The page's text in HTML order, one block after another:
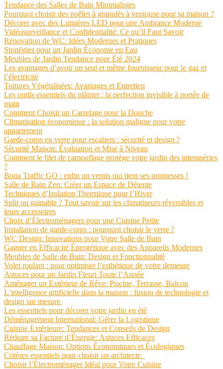
Tendance des Salles de Bain Minimalistes
Pourquoi choisir des poêles à granulés à ventouse pour sa maison ?
Décorer avec des Lumières LED pour une Ambiance Moderne
Vidéosurveillance et Confidentialité: Ce qu’il Faut Savoir
Rénovation de WC: Idées Modernes et Pratiques
Stratégies pour un Jardin Économe en Eau
Meubles de Jardin Tendance pour Été 2024
Les avantages d’avoir un seul et même fournisseur pour le gaz et
l’électricité
Toitures Végétalisées: Avantages et Entretien
Les outils essentiels du plâtrier : la perfection invisible à portée de
main
Comment Choisir un Carrelage pour la Douche
Climatisation économique : la solution maligne pour votre
appartement
Garde-corps en verre pour escaliers : sécurité et design ?
Sécurité Maison: Évaluation et Mise à Niveau
Comment le filet de camouflage protège votre jardin des intempéries
?
Bona Traffic GO : enfin un vernis qui tient ses promesses !
Salle de Bain Zen: Créer un Espace de Détente
Techniques d’Isolation Thermique pour l’Hiver
Split ou gainable ? Tout savoir sur les climatiseurs réversibles et
leurs accessoires
Choix d’Électroménagers pour une Cuisine Petite
Installation de garde-corps : pourquoi choisir le verre ?
WC Design: Innovations pour Votre Salle de Bain
Gagner en Efficacité Énergétique avec des Appareils Modernes
Meubles de Salle de Bain: Design et Fonctionnalité
Volet roulant : pour optimiser l’esthétique de votre demeure
Astuces pour un Jardin Fleuri Toute l’Année
Aménager un Extérieur de Rêve: Piscine, Terrasse, Balcon
L’intelligence artificielle dans la maison : fusion de technologie et
design sur mesure
Les essentiels pour décorer votre jardin en été
Déménagement International: Gérer la Logistique
Cuisine Extérieure: Tendances et Conseils de Design
Réduire sa Facture d’Énergie: Astuces Efficaces
Chauffage Maison: Options Économiques et Écologiques
Critères essentiels pour choisir un architecte
Choisir l’Électroménager Idéal pour Votre Cuisine